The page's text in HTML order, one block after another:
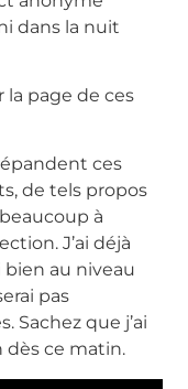
dans la nuit
page de ces
ces
de tels propos
à
J’ai déjà
bien au niveau
pas
Sachez que j’ai
ce matin.